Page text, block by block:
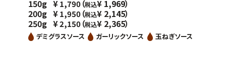
150g ¥1,790（税込¥1,969）
200g ¥1,950（税込¥2,145）
250g ¥2,150（税込¥2,365）
デミグラスソース ガーリックソース 玉ねぎソース